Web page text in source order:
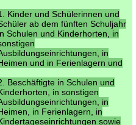
Kinder und Schülerinnen und
ab dem fünften Schuljahr
Schulen und Kinderhorten, in
in
und in Ferienlagern und
Beschäftigte in Schulen und
in sonstigen
in
in Ferienlagern, in
sowie